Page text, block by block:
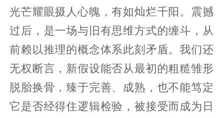
光芒耀眼摄人心魄，有如灿烂千阳。震撼
过后，是一场与旧有思维方式的缠斗，从
前赖以推理的概念体系此刻矛盾。我们还
无权断言，新假设能否从最初的粗糙雏形
脱胎换骨，臻于完善、成熟，也不能笃定
它是否经得住逻辑检验，被接受而成为日